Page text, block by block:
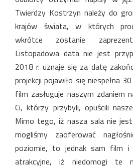
Twierdzy Kostrzyn należy do
krajów świata, w których
wkrótce zostanie
Listopadowa data nie jest
2018 r. uznaje się za datę
projekcji pojawiło się niespełna
film zasługuje naszym zdaniem
Ci, którzy przybyli, opuścili
Mimo tego, iż nasza sala nie
mogliśmy zaoferować
poziomie, to jednak sam film i
atrakcyjne, iż niedomogi te